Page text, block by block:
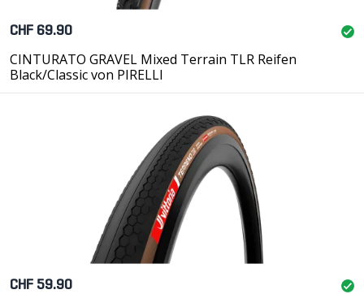
CHF 69.90
CINTURATO GRAVEL Mixed Terrain TLR Reifen
Black/Classic von PIRELLI
CHF 59.90